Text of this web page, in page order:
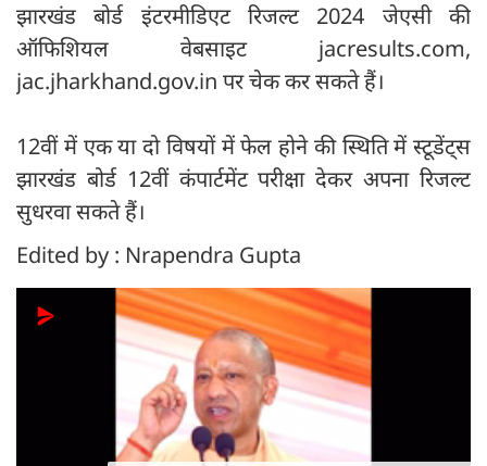
झारखंड बोर्ड इंटरमीडिएट रिजल्ट 2024 जेएसी की
ऑफिशियल वेबसाइट jacresults.com,
jac.jharkhand.gov.in पर चेक कर सकते हैं।
12वीं में एक या दो विषयों में फेल होने की स्थिति में स्टूडेंट्स
झारखंड बोर्ड 12वीं कंपार्टमेंट परीक्षा देकर अपना रिजल्ट
सुधरवा सकते हैं।
Edited by : Nrapendra Gupta